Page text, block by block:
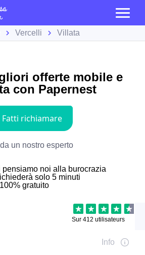
Vercelli Villata